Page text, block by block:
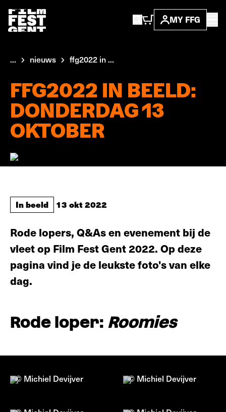
MY FFG
... nieuws ffg2022 in ...
FFG2022 IN BEELD:
DONDERDAG 13
OKTOBER
In beeld 13 okt 2022
Rode lopers, Q&As en evenement bij de
vleet op Film Fest Gent 2022. Op deze
pagina vind je de leukste foto's van elke
dag.
Rode loper: Roomies
© Michiel Devijver © Michiel Devijver